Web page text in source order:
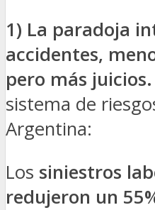
1) La paradoja
accidentes,
pero más juicios.
sistema de
Argentina:
Los siniestros
redujeron un